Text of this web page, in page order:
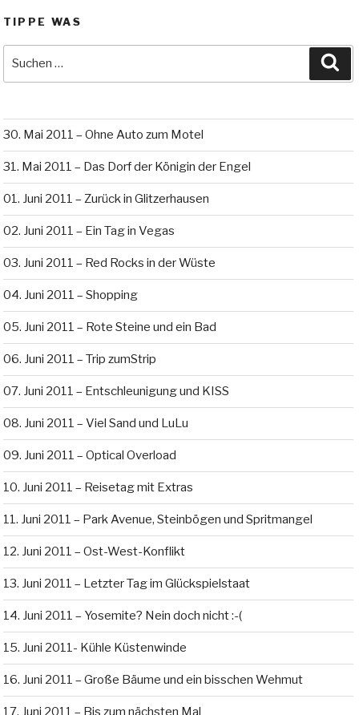
TIPPE WAS
30. Mai 2011 – Ohne Auto zum Motel
31. Mai 2011 – Das Dorf der Königin der Engel
01. Juni 2011 – Zurück in Glitzerhausen
02. Juni 2011 – Ein Tag in Vegas
03. Juni 2011 – Red Rocks in der Wüste
04. Juni 2011 – Shopping
05. Juni 2011 – Rote Steine und ein Bad
06. Juni 2011 – Trip zumStrip
07. Juni 2011 – Entschleunigung und KISS
08. Juni 2011 – Viel Sand und LuLu
09. Juni 2011 – Optical Overload
10. Juni 2011 – Reisetag mit Extras
11. Juni 2011 – Park Avenue, Steinbögen und Spritmangel
12. Juni 2011 – Ost-West-Konflikt
13. Juni 2011 – Letzter Tag im Glückspielstaat
14. Juni 2011 – Yosemite? Nein doch nicht :-(
15. Juni 2011- Kühle Küstenwinde
16. Juni 2011 – Große Bäume und ein bisschen Wehmut
17. Juni 2011 – Bis zum nächsten Mal